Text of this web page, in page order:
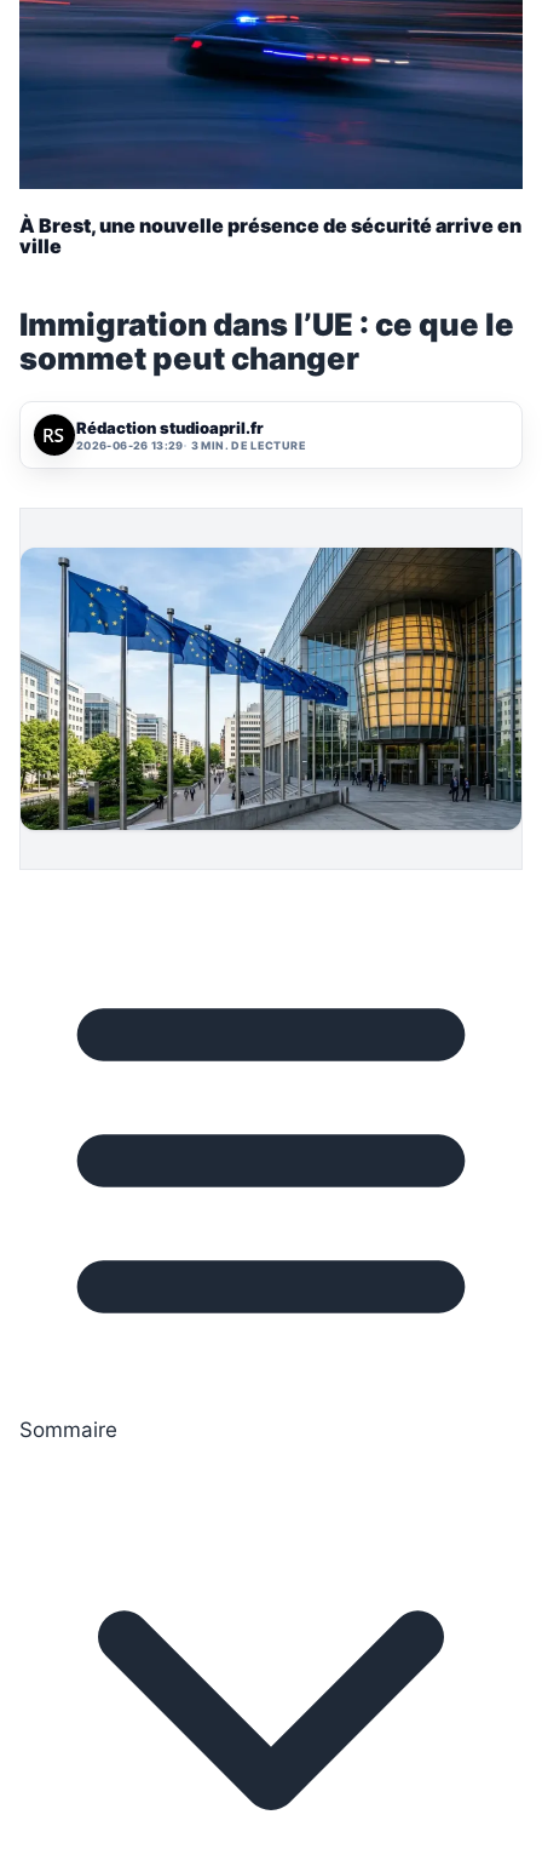
À Brest, une nouvelle présence de sécurité arrive en
ville
Immigration dans l’UE : ce que le
sommet peut changer
Rédaction studioapril.fr
2026-06-26 13:29 3 MIN. DE LECTURE
Sommaire